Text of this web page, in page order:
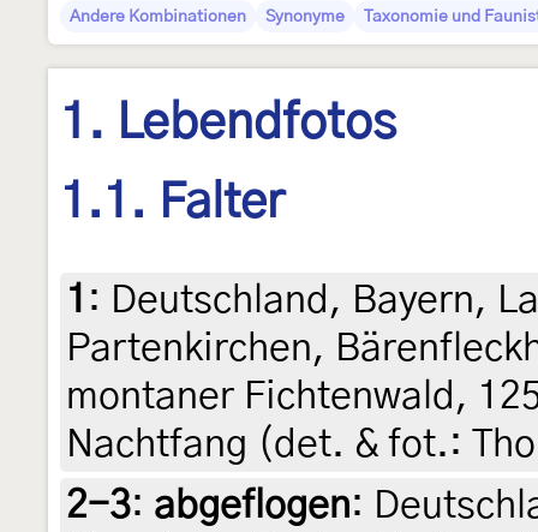
Andere Kombinationen Synonyme Taxonomie und
1. Lebendfotos
1.1. Falter
1 : Deutschland, Bayern,
Partenkirchen,
montaner Fichtenwald,
Nachtfang (det. & fot.:
2-3: abgeflogen: